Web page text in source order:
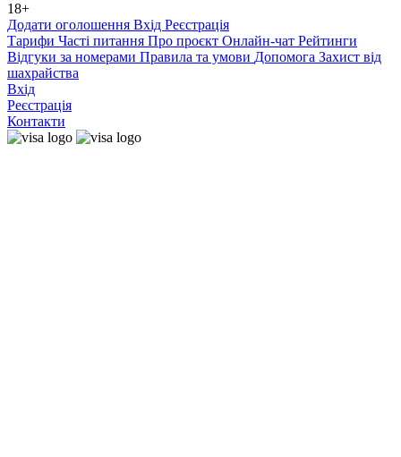
18+
Додати оголошення Вхід Реєстрація
Тарифи Часті питання Про проєкт Онлайн-чат Рейтинги
Відгуки за номерами Правила та умови Допомога Захист від
шахрайства
Вхід
Реєстрація
Контакти